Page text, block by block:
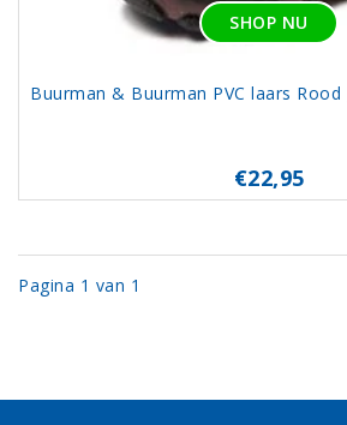
SHOP NU
Buurman & Buurman PVC laars
€22,95
Pagina 1 van 1